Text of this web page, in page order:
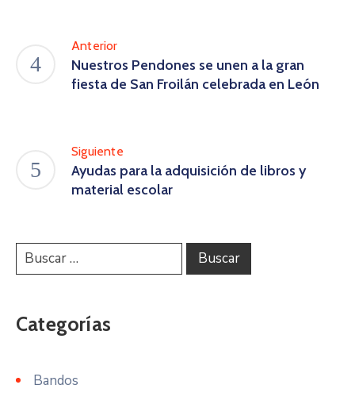
Anterior
Nuestros Pendones se unen a la gran
fiesta de San Froilán celebrada en León
Siguiente
Ayudas para la adquisición de libros y
material escolar
Categorías
Bandos